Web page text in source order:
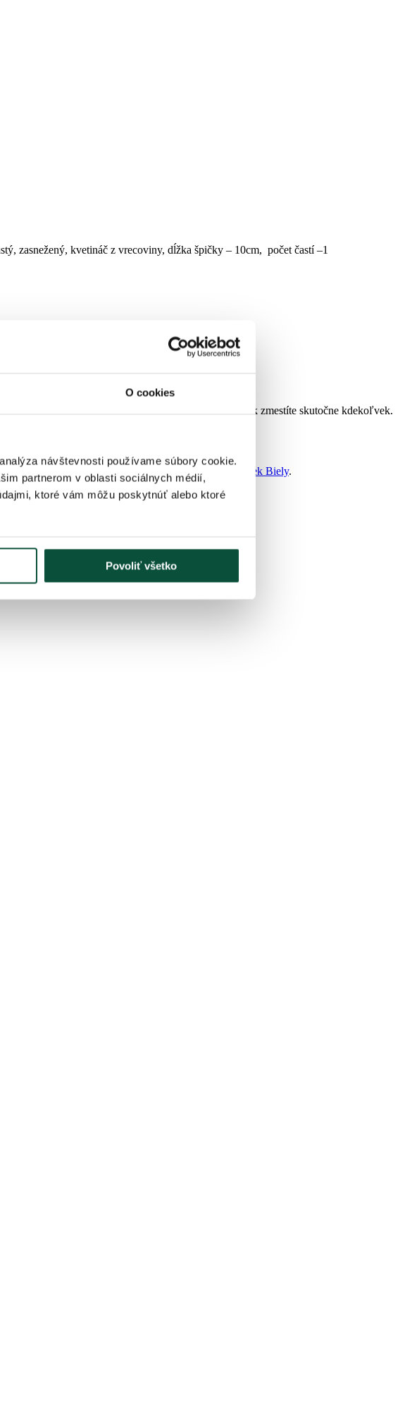
O cookies
návštevnosti používame súbory cookie.
partnerom v oblasti sociálnych médií,
ktoré vám môžu poskytnúť alebo ktoré
Povoliť všetko
zasnežený, kvetináč z vrecoviny, dĺžka špičky – 10cm, počet častí –1
priestorom. Tento úzky vianočný stromček zmestíte skutočne kdekoľvek.
tak, aby neopadával.
rovnakého druhu vo vianočnej kolekcii
Smrek Biely.